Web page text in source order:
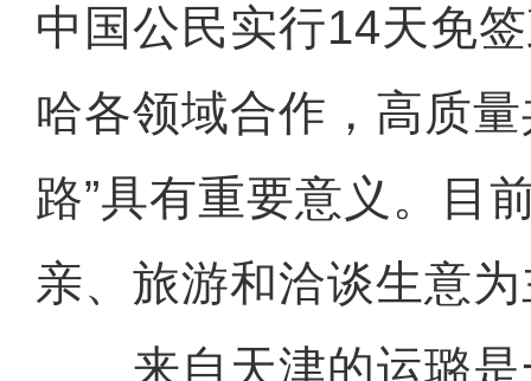
中国公民实行14天免
哈各领域合作，高质
路”具有重要意义。目
亲、旅游和洽谈生意
来自天津的运璐是